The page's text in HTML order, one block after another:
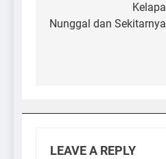
Kelapa
Nunggal dan Sekitarnya
LEAVE A REPLY